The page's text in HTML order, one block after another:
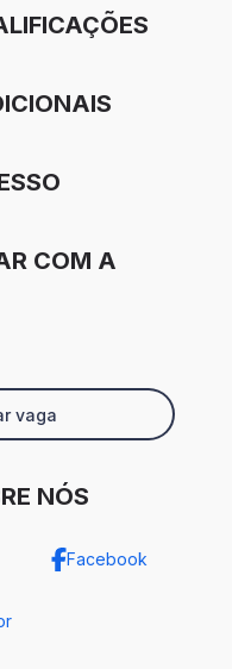
COM A
vaga
NÓS
Facebook